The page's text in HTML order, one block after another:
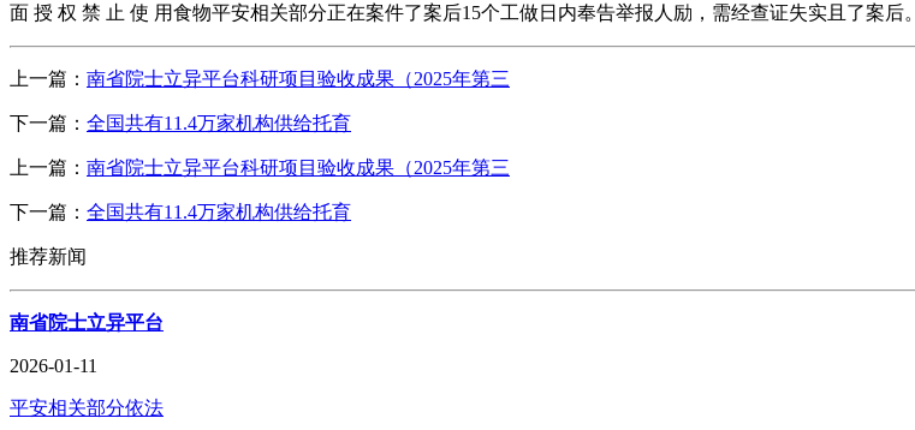
面 授 权 禁 止 使 用食物平安相关部分正在案件了案后15个工做日内奉告举报人励，需经查证失实且了案后。
上一篇： 南省院士立异平台科研项目验收成果（2025年第三
下一篇： 全国共有11.4万家机构供给托育
上一篇： 南省院士立异平台科研项目验收成果（2025年第三
下一篇： 全国共有11.4万家机构供给托育
推荐新闻
南省院士立异平台
2026-01-11
平安相关部分依法